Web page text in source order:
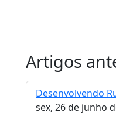
Artigos
Desenvolvendo
sex, 26 de junho